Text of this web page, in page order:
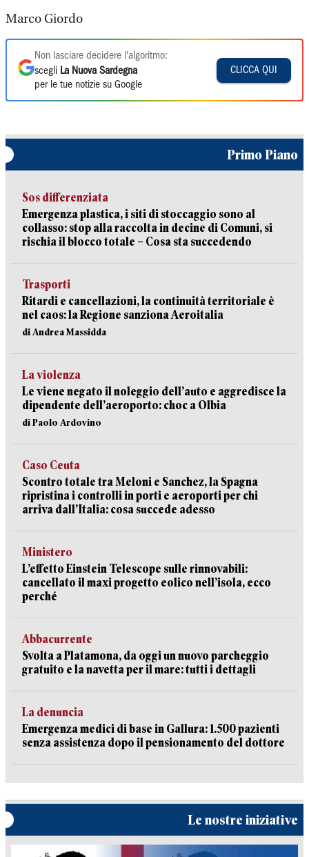
Marco Giordo
Non lasciare decidere l'algoritmo:
scegli La Nuova Sardegna
per le tue notizie su Google
CLICCA QUI
Primo Piano
Sos differenziata
Emergenza plastica, i siti di stoccaggio sono al
collasso: stop alla raccolta in decine di Comuni, si
rischia il blocco totale – Cosa sta succedendo
Trasporti
Ritardi e cancellazioni, la continuità territoriale è
nel caos: la Regione sanziona Aeroitalia
di Andrea Massidda
La violenza
Le viene negato il noleggio dell’auto e aggredisce la
dipendente dell’aeroporto: choc a Olbia
di Paolo Ardovino
Caso Ceuta
Scontro totale tra Meloni e Sanchez, la Spagna
ripristina i controlli in porti e aeroporti per chi
arriva dall’Italia: cosa succede adesso
Ministero
L’effetto Einstein Telescope sulle rinnovabili:
cancellato il maxi progetto eolico nell’isola, ecco
perché
Abbacurrente
Svolta a Platamona, da oggi un nuovo parcheggio
gratuito e la navetta per il mare: tutti i dettagli
La denuncia
Emergenza medici di base in Gallura: 1.500 pazienti
senza assistenza dopo il pensionamento del dottore
Le nostre iniziative